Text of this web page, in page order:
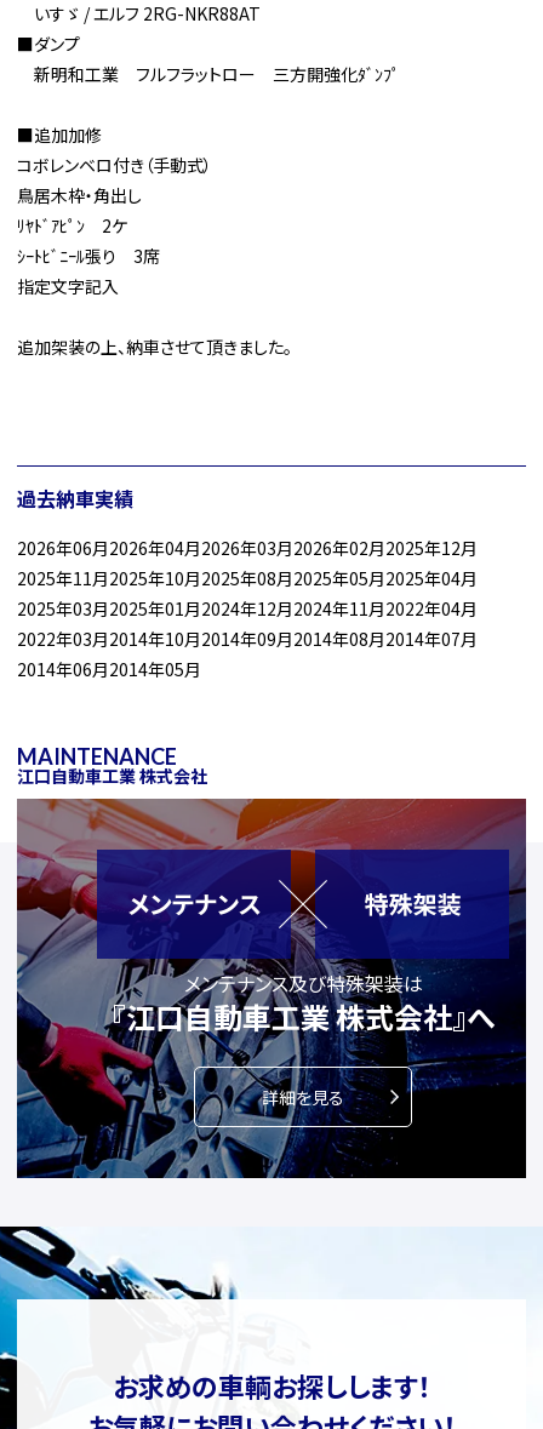
いすゞ / エルフ 2RG-NKR88AT
■ダンプ
新明和工業 フルフラットロー 三方開強化ﾀﾞﾝﾌﾟ
■追加加修
コボレンベロ付き（手動式）
鳥居木枠・角出し
ﾘﾔﾄﾞｱﾋﾟﾝ 2ケ
ｼｰﾄﾋﾞﾆｰﾙ張り 3席
指定文字記入
追加架装の上、納車させて頂きました。
過去納車実績
2026年06月2026年04月2026年03月2026年02月2025年12月
2025年11月2025年10月2025年08月2025年05月2025年04月
2025年03月2025年01月2024年12月2024年11月2022年04月
2022年03月2014年10月2014年09月2014年08月2014年07月
2014年06月2014年05月
MAINTENANCE
江口自動車工業 株式会社
メンテナンス及び特殊架装は
『江口自動車工業 株式会社』へ
詳細を見る
お求めの車輌お探しします！